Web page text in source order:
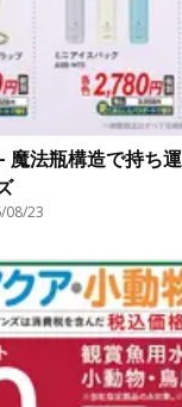
魔法瓶構造で持ち
08/23